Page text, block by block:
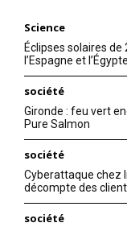
Science
Éclipses solaires
l’Espagne et l’Égypte
société
Gironde : feu vert
Pure Salmon
société
Cyberattaque chez
décompte des
société